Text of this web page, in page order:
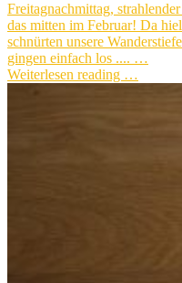
Freitagnachmittag,
das mitten im Februar! Da
schnürten unsere
gingen einfach los .... …
Weiterlesen reading …